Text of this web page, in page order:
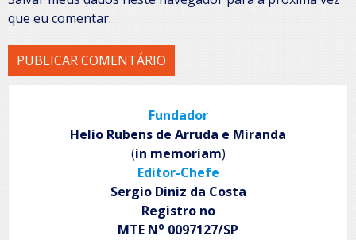
que eu comentar.
Fundador
Helio Rubens de Arruda e Miranda
(in memoriam)
Editor-Chefe
Sergio Diniz da Costa
Registro no
MTE No 0097127/SP